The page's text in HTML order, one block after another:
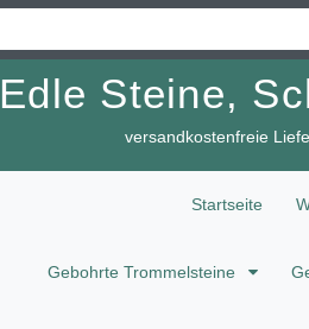
Edle Steine,
versandkostenfreie
Startseite
Gebohrte Trommelsteine